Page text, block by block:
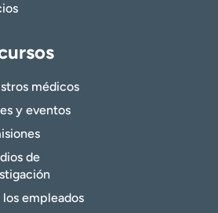
médicos
y eventos
de
los empleados